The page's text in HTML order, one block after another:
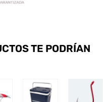
TE PODRÍAN